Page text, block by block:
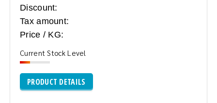
Discount:
Tax amount:
Price / KG:
Current Stock Level
PRODUCT DETAILS